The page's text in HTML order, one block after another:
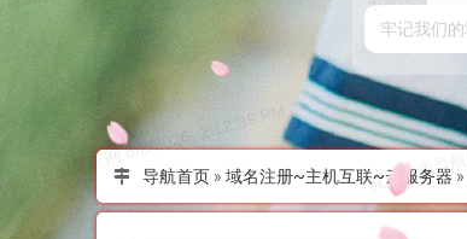
导航首页 » 域名注册~主机互联~云服务器 »